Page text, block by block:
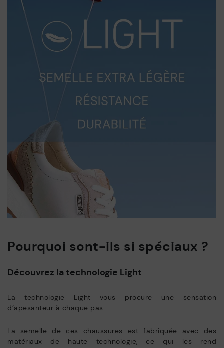
Pourquoi sont-ils si spéciaux ?
Découvrez la technologie Light
La technologie Light vous procure une sensation
d’apesanteur à chaque pas.
La semelle de ces chaussures est fabriquée avec des
matériaux de haute technologie, ce qui les rend